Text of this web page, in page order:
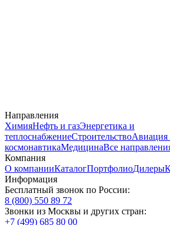
Направления
ХимияНефть и газЭнергетика и
теплоснабжениеСтроительствоАвиация
космонавтикаМедицинаВсе
Компания
О компанииКаталогПортфолиоДилеры
Информация
Бесплатный звонок по России:
8 (800) 550 89 72
Звонки из Москвы и других стран:
+7 (499) 685 80 00